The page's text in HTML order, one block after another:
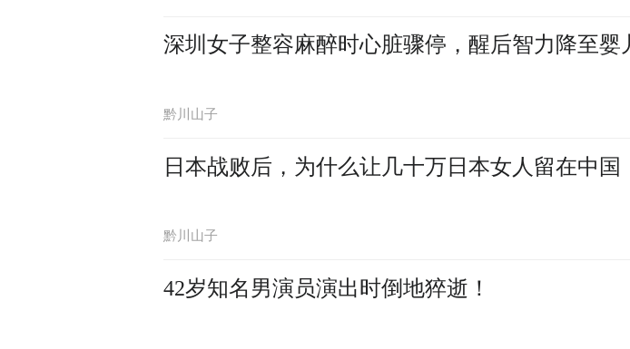
深圳女子整容麻醉时心脏骤停，醒后智力降至婴
黔川山子
日本战败后，为什么让几十万日本女人留在中国
黔川山子
42岁知名男演员演出时倒地猝逝！